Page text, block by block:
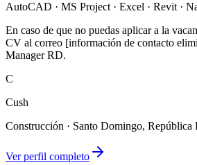
AutoCAD · MS Project · Excel · Revit ·
En caso de que no puedas aplicar a la
CV al correo [información de contacto
Manager RD.
C
Cush
Construcción · Santo Domingo, República
Ver perfil completo